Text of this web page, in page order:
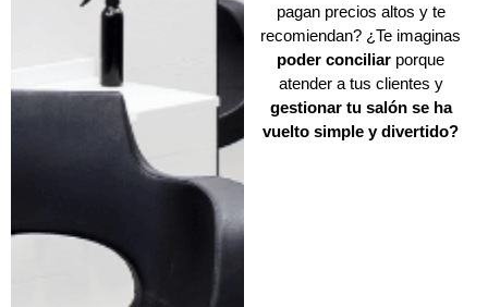
pagan precios altos y te
recomiendan? ¿Te imaginas
poder conciliar porque
atender a tus clientes y
gestionar tu salónse ha
vuelto simple y divertido?